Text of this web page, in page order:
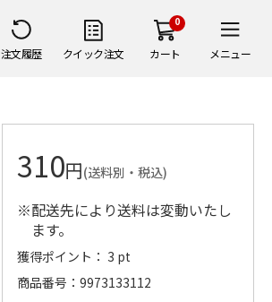
注文履歴 クイック注文
0
カート メニュー
310円(送料別・税込)
※配送先により送料は変動いたし
ます。
獲得ポイント： 3 pt
商品番号
9973133112